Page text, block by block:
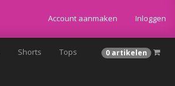
Account aanmaken Inloggen
0 artikelen
Shorts Tops